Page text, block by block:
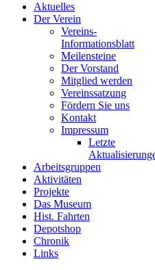
Aktuelles
Der Verein
Vereins-
Informationsblatt
Meilensteine
Der Vorstand
Mitglied werden
Vereinssatzung
Fördern Sie uns
Kontakt
Impressum
Letzte
Arbeitsgruppen
Aktivitäten
Projekte
Das Museum
Hist. Fahrten
Depotshop
Chronik
Links